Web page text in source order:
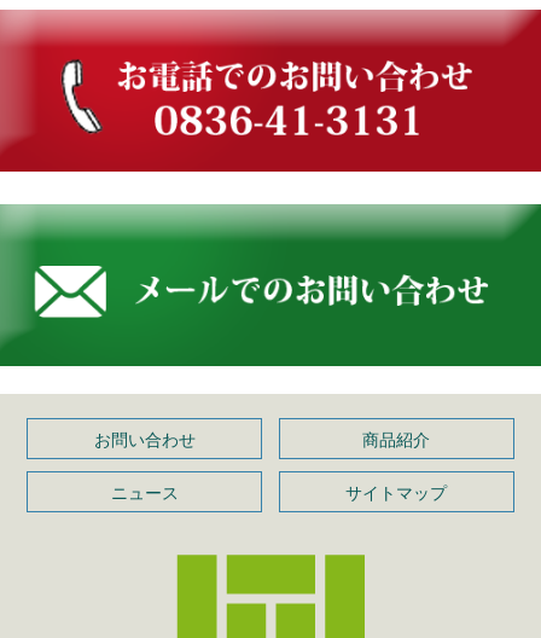
お問い合わせ 商品紹介
ニュース サイトマップ